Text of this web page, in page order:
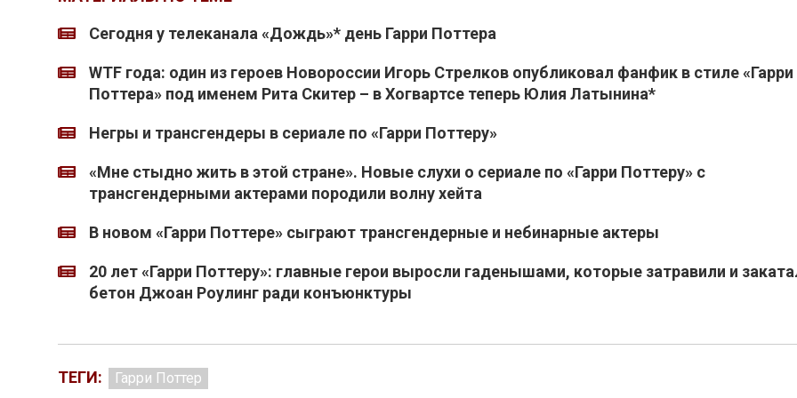
Сегодня у телеканала «Дождь»* день Гарри Поттера
WTF года: один из героев Новороссии Игорь Стрелков опубликовал фанфик в стиле «Гарри
Поттера» под именем Рита Скитер – в Хогвартсе теперь Юлия Латынина*
Негры и трансгендеры в сериале по «Гарри Поттеру»
«Мне стыдно жить в этой стране». Новые слухи о сериале по «Гарри Поттеру» с
трансгендерными актерами породили волну хейта
В новом «Гарри Поттере» сыграют трансгендерные и небинарные актеры
20 лет «Гарри Поттеру»: главные герои выросли гаденышами, которые затравили и
бетон Джоан Роулинг ради конъюнктуры
ТЕГИ: Гарри Поттер